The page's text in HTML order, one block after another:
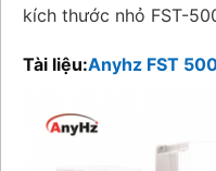
kích thước nhỏ FST-
Tài liệu:Anyhz FST